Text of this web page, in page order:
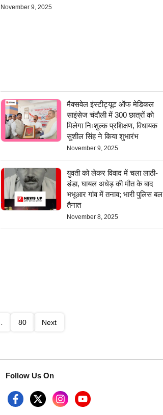
November 9, 2025
मैक्सवेल इंस्टीट्यूट ऑफ मेडिकल
साइंसेज चंदौली में 300 छात्रों को
मिलेगा निःशुल्क प्रशिक्षण, विधायक
सुशील सिंह ने किया शुभारंभ
November 9, 2025
युवती को लेकर विवाद में चला लाठी-
डंडा, घायल अधेड़ की मौत के बाद
भभूआर गांव में तनाव; भारी पुलिस बल
तैनात
November 8, 2025
80 Next
Follow Us On